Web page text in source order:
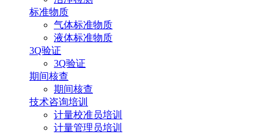
标准物质
气体标准物质
液体标准物质
3Q验证
3Q验证
期间核查
期间核查
技术咨询培训
计量校准员培训
计量管理员培训